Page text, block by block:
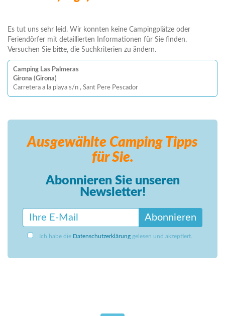
Es tut uns sehr leid. Wir konnten keine Campingplätze oder
Feriendörfer mit detaillierten Informationen für Sie finden.
Versuchen Sie bitte, die Suchkriterien zu ändern.
Camping Las Palmeras
Girona (Girona)
Carretera a la playa s/n , Sant Pere Pescador
Ausgewählte Camping Tipps
für Sie.
Abonnieren Sie unseren
Newsletter!
Abonnieren
Ich habe die Datenschutzerklärung gelesen und akzeptiert.